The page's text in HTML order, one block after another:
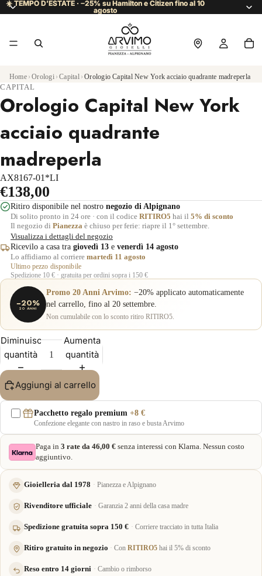
☀️ TEMPO D’ESTATE · −25% su Hamilton e Citizen fino al 10
agosto
☀️ TEMPO D’ESTATE · −25% su Hamilton e Citizen fino al 10
agosto
Home › Orologi › Capital › Orologio Capital New York acciaio quadrante madreperla
CAPITAL
Orologio Capital New York
acciaio quadrante
madreperla
AX8167-01*LI
€138,00
Ritiro disponibile nel nostro negozio di Alpignano
Di solito pronto in 24 ore · con il codice RITIRO5 hai il 5% di sconto
Il negozio di Pianezza è chiuso per ferie: riapre il 1° settembre.
Visualizza i dettagli del negozio
Ricevilo a casa tra giovedì 13 e venerdì 14 agosto
Lo affidiamo al corriere martedì 11 agosto
Ultimo pezzo disponibile
Spedizione 10 € · gratuita per ordini sopra i 150 €
−20%
20 ANNI
Promo 20 Anni Arvimo: −20% applicato automaticamente
nel carrello, fino al 20 settembre.
Non cumulabile con lo sconto ritiro RITIRO5.
Diminuisci
quantità
Aumenta
quantità
Aggiungi al carrello
Pacchetto regalo premium +8 €
Confezione elegante con nastro in raso e busta Arvimo
Paga in 3 rate da 46,00 € senza interessi con Klarna. Nessun costo
aggiuntivo.
Gioielleria dal 1978 Pianezza e Alpignano
Rivenditore ufficiale Garanzia 2 anni della casa madre
Spedizione gratuita sopra 150 € Corriere tracciato in tutta Italia
Ritiro gratuito in negozio Con RITIRO5 hai il 5% di sconto
Reso entro 14 giorni Cambio o rimborso